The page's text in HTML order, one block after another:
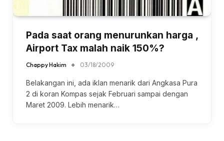
Pada saat orang menurunkan harga ,
Airport Tax malah naik 150%?
Chappy Hakim 03/18/2009
Belakangan ini, ada iklan menarik dari Angkasa Pura
2 di koran Kompas sejak Februari sampai dengan
Maret 2009. Lebih menarik…